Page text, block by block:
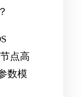
点高
数模